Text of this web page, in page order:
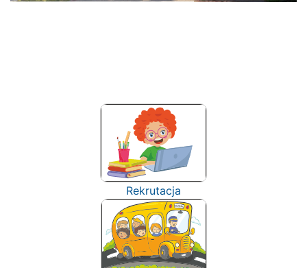
Rekrutacja